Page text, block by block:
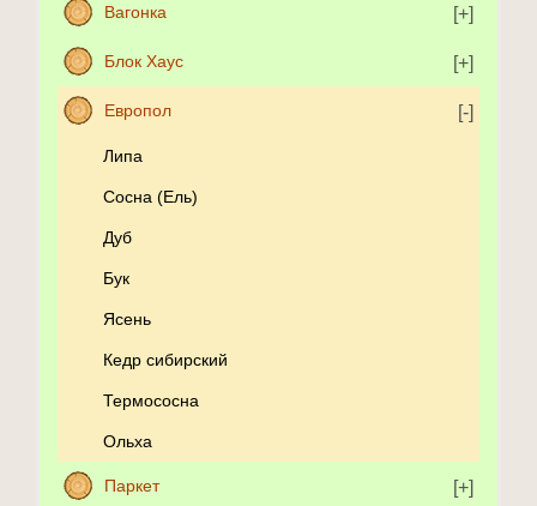
Вагонка
Блок Хаус
Европол
Липа
Сосна (Ель)
Дуб
Бук
Ясень
Кедр сибирский
Термососна
Ольха
Паркет